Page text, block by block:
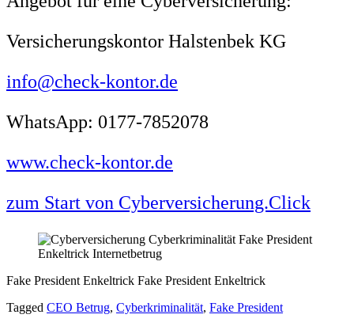
Versicherungskontor Halstenbek KG
info@check-kontor.de
WhatsApp: 0177-7852078
www.check-kontor.de
zum Start von Cyberversicherung.Click
Fake President Enkeltrick Fake President Enkeltrick
Tagged CEO Betrug, Cyberkriminalität, Fake President